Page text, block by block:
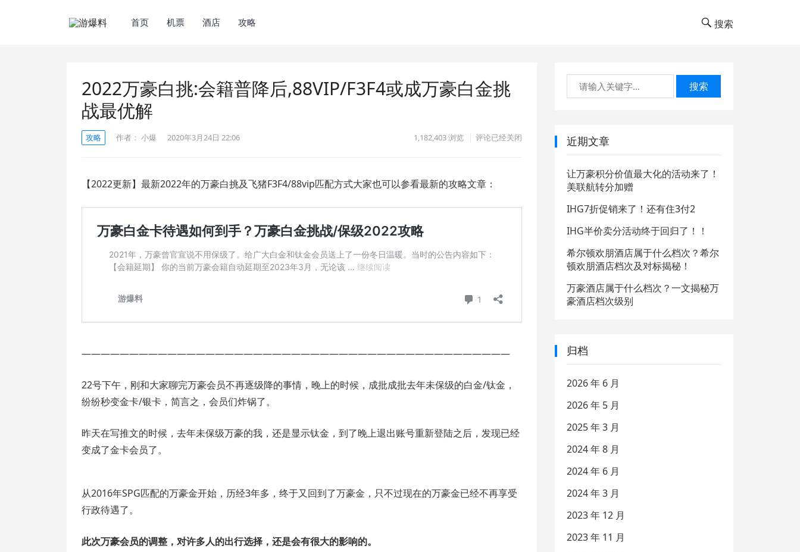
首页 机票 酒店 攻略 搜索
2022万豪白挑:会籍普降后,88VIP/F3F4或成万豪白金挑
战最优解
攻略 作者： 小爆 2020年3月24日 22:06 1,182,403浏览 评论已经关闭
【2022更新】最新2022年的万豪白挑及飞猪F3F4/88vip匹配方式大家也可以参看最新的攻略文章：
—————————————————————————————————————————————
22号下午，刚和大家聊完万豪会员不再逐级降的事情，晚上的时候，成批成批去年未保级的白金/钛金，
纷纷秒变金卡/银卡，简言之，会员们炸锅了。
昨天在写推文的时候，去年未保级万豪的我，还是显示钛金，到了晚上退出账号重新登陆之后，发现已经
变成了金卡会员了。
从2016年SPG匹配的万豪金开始，历经3年多，终于又回到了万豪金，只不过现在的万豪金已经不再享受
行政待遇了。
此次万豪会员的调整，对许多人的出行选择，还是会有很大的影响的。
搜索
近期文章
让万豪积分价值最大化的活动来了！
美联航转分加赠
IHG7折促销来了！还有住3付2
IHG半价卖分活动终于回归了！！
希尔顿欢朋酒店属于什么档次？希尔
顿欢朋酒店档次及对标揭秘！
万豪酒店属于什么档次？一文揭秘万
豪酒店档次级别
归档
2026 年 6 月
2026 年 5 月
2025 年 3 月
2024 年 8 月
2024 年 6 月
2024 年 3 月
2023 年 12 月
2023 年 11 月